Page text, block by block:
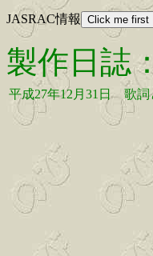
JASRAC情報
製作日誌
平成27年12月31日 歌詞